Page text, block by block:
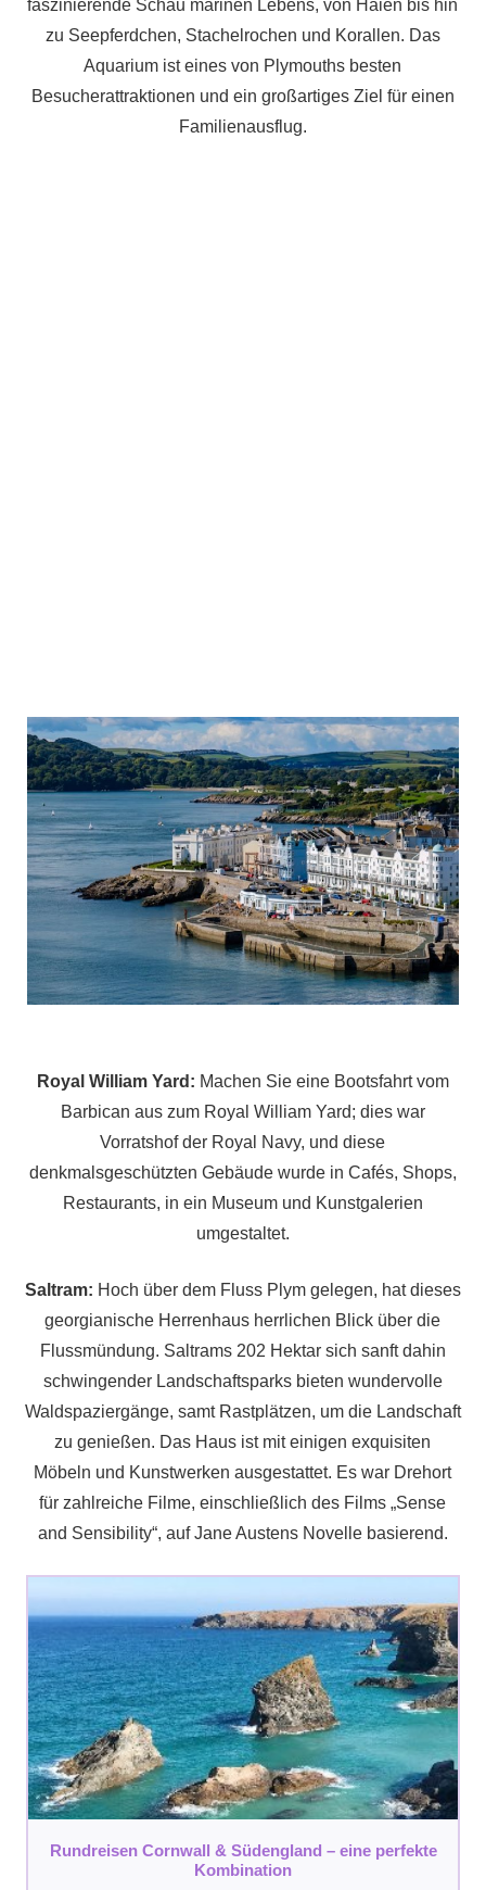
faszinierende Schau marinen Lebens, von Haien bis hin
zu Seepferdchen, Stachelrochen und Korallen. Das
Aquarium ist eines von Plymouths besten
Besucherattraktionen und ein großartiges Ziel für einen
Familienausflug.
Royal William Yard: Machen Sie eine Bootsfahrt vom
Barbican aus zum Royal William Yard; dies war
Vorratshof der Royal Navy, und diese
denkmalsgeschützten Gebäude wurde in Cafés, Shops,
Restaurants, in ein Museum und Kunstgalerien
umgestaltet.
Saltram: Hoch über dem Fluss Plym gelegen, hat dieses
georgianische Herrenhaus herrlichen Blick über die
Flussmündung. Saltrams 202 Hektar sich sanft dahin
schwingender Landschaftsparks bieten wundervolle
Waldspaziergänge, samt Rastplätzen, um die Landschaft
zu genießen. Das Haus ist mit einigen exquisiten
Möbeln und Kunstwerken ausgestattet. Es war Drehort
für zahlreiche Filme, einschließlich des Films „Sense
and Sensibility“, auf Jane Austens Novelle basierend.
Rundreisen Cornwall & Südengland – eine perfekte
Kombination